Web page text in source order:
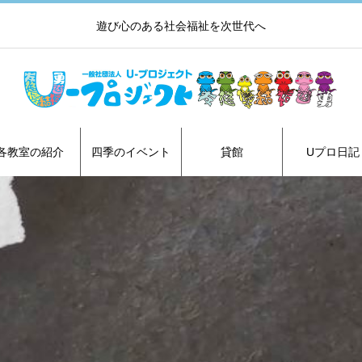
遊び心のある社会福祉を次世代へ
教室の紹介 四季のイベント 貸館 Uプロ日記